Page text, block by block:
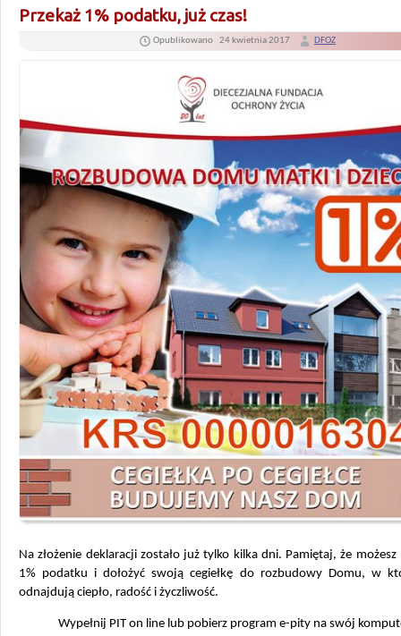
Przekaż 1% podatku, już czas!
Opublikowano 24 kwietnia 2017 DFOZ
Na złożenie deklaracji zostało już tylko kilka dni. Pamiętaj, że możesz
1% podatku i dołożyć swoją cegiełkę do rozbudowy Domu, w
odnajdują ciepło, radość i życzliwość.
Wypełnij PIT on line lub pobierz program e-pity na swój